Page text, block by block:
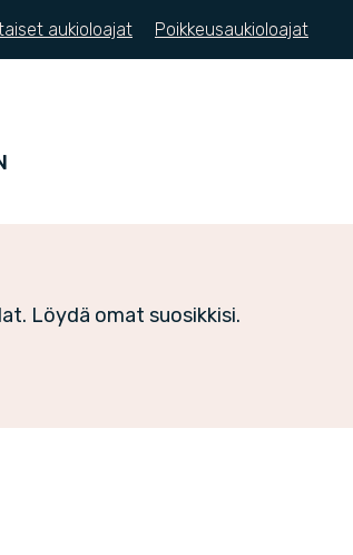
aukioloajat Poikkeusaukioloajat
Löydä omat suosikkisi.